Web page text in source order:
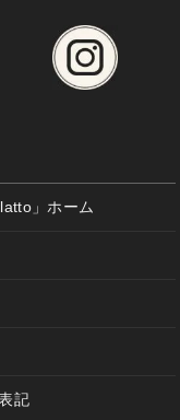
」ホーム
記